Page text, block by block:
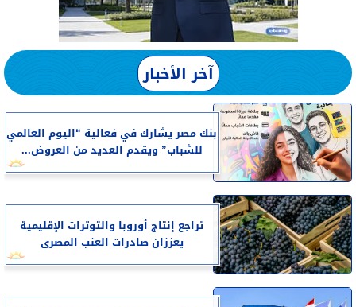
آخر الأخبار
بنك مصر يشارك في فعالية “اليوم العالمي
للشباب” ويقدم العديد من العروض...
تراجع إنتاج أوروبا والتوترات الإقليمية
يعززان صادرات العنب المصرى